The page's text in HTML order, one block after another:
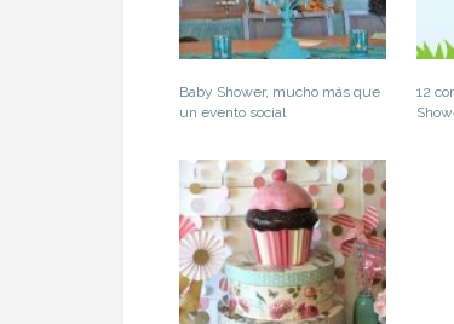
Baby Shower, mucho más que
un evento social
12